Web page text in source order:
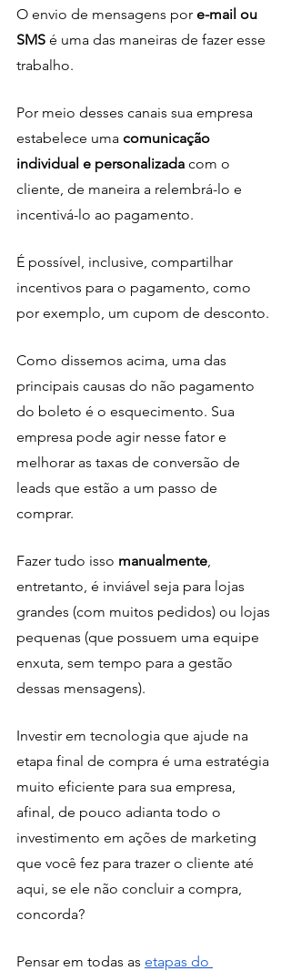
O envio de mensagens por e-mail ou
SMS é uma das maneiras de fazer esse
trabalho.
Por meio desses canais sua empresa
estabelece uma comunicação
individual e personalizada com o
cliente, de maneira a relembrá-lo e
incentivá-lo ao pagamento.
É possível, inclusive, compartilhar
incentivos para o pagamento, como
por exemplo, um cupom de desconto.
Como dissemos acima, uma das
principais causas do não pagamento
do boleto é o esquecimento. Sua
empresa pode agir nesse fator e
melhorar as taxas de conversão de
leads que estão a um passo de
comprar.
Fazer tudo isso manualmente,
entretanto, é inviável seja para lojas
grandes (com muitos pedidos) ou lojas
pequenas (que possuem uma equipe
enxuta, sem tempo para a gestão
dessas mensagens).
Investir em tecnologia que ajude na
etapa final de compra é uma estratégia
muito eficiente para sua empresa,
afinal, de pouco adianta todo o
investimento em ações de marketing
que você fez para trazer o cliente até
aqui, se ele não concluir a compra,
concorda?
Pensar em todas as etapas do